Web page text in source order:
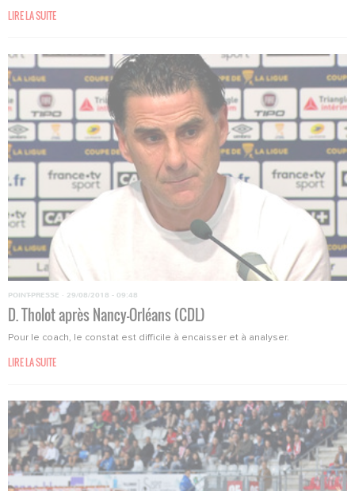
LIRE LA SUITE
POINT-PRESSE · 29/08/2018 - 09:48
D. Tholot après Nancy-Orléans (CDL)
Pour le coach, le constat est difficile à encaisser et à analyser.
LIRE LA SUITE